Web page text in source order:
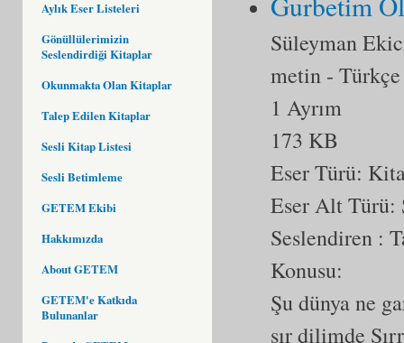
Aylık Eser Listeleri
Gönüllülerimizin
Seslendirdiği Kitaplar
Okunmakta Olan Kitaplar
Talep Edilen Kitaplar
Sesli Kitap Listesi
Sesli Betimleme
GETEM Ekibi
Hakkımızda
About GETEM
GETEM'e Katkıda
Bulunanlar
Süleyman
metin - Türkçe
1 Ayrım
173 KB
Eser Türü:
Eser Alt Türü:
Seslendiren :
Konusu:
Şu dünya ne
sır dilimde